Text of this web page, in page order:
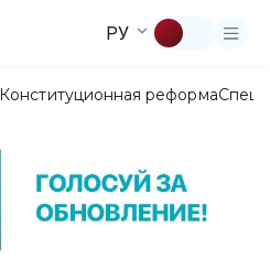
РУ
Конституционная реформа